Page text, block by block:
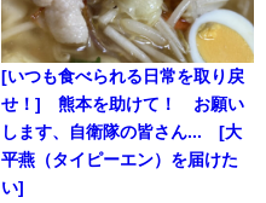
[いつも食べられる日常を取り戻
せ！] 熊本を助けて！ お願い
します、自衛隊の皆さん... [大
平燕（タイピーエン）を届けた
い]